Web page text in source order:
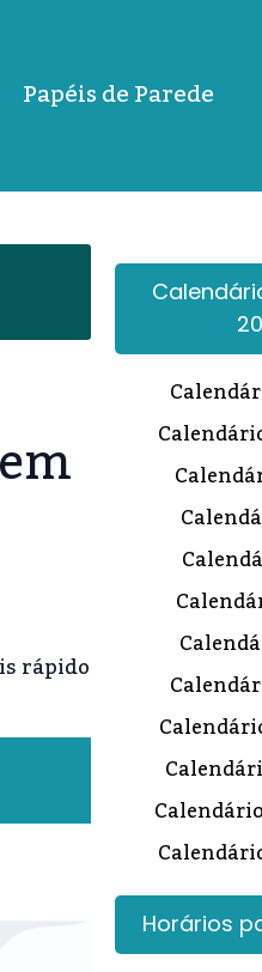
Papéis de Parede
rápido
Horários